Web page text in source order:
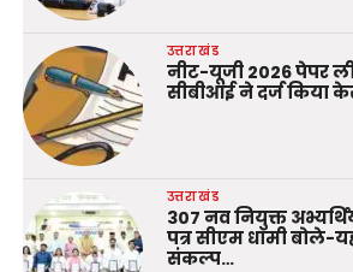
उत्तराखंड
नीट-यूजी 2026 पेपर
सीबीआई ने दर्ज किया
उत्तराखंड
307 नव नियुक्त
पत्र सीएम धामी बोले-
संकल्प…